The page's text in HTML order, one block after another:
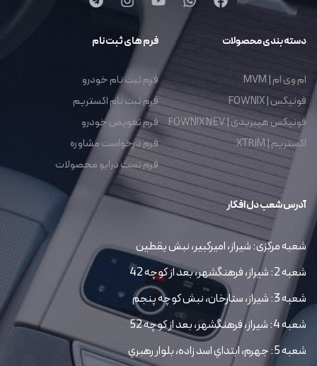
دسته بندی محصولات
ام وی ام | MVM
فونیکس | FOWNIX
فونیکس هیبریدی | FOWNIX NEV
اکستریم | XTRIM
فرم های ثبت نام
فرم ثبت نام خودرو
فرم ثبت نام اکستریم
فرم تعویض خودرو
فرم درخواست مشاوره
فرم تست درایو محصولات
آدرس شعب دل افکار
شعبه مرکزی: شیراز، امیرکبیر، نبش یقطین
شعبه 2: شیراز، فرهنگشهر، بعد از کوچه 42
شعبه 3: شیراز، ستارخان، نبش کوچه پنجم
شعبه 4: شیراز، فرهنگشهر، بعد از کوچه 52
شعبه 5: جهرم، ابتداي اسد زاده، بلوار رهبري